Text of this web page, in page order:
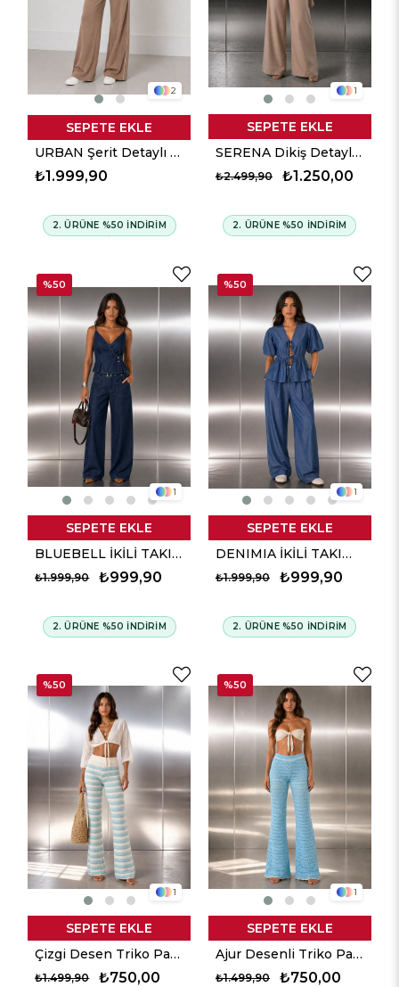
2
URBAN Şerit Detaylı Takım - Kahverengi
₺1.999,90
SEPETE EKLE
2. ÜRÜNE %50 İNDİRİM
1
SERENA Dikiş Detaylı Yüksek Bel Pantolon - Bej
₺1.250,00
₺2.499,90
SEPETE EKLE
2. ÜRÜNE %50 İNDİRİM
1
BLUEBELL İKİLİ TAKIM - Denim Mavi
₺999,90
₺1.999,90
SEPETE EKLE
2. ÜRÜNE %50 İNDİRİM
%50
1
DENIMIA İKİLİ TAKIM - Denim Mavi
₺999,90
₺1.999,90
SEPETE EKLE
2. ÜRÜNE %50 İNDİRİM
%50
1
Çizgi Desen Triko Pantalon - Aqua
₺750,00
₺1.499,90
SEPETE EKLE
%50
1
Ajur Desenli Triko Pantalon - Aqua
₺750,00
₺1.499,90
SEPETE EKLE
%50